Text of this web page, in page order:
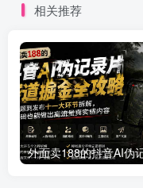
相关推荐